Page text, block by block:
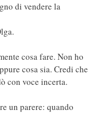
di vendere la
cosa fare. Non ho
cosa sia. Credi che
con voce incerta.
un parere: quando